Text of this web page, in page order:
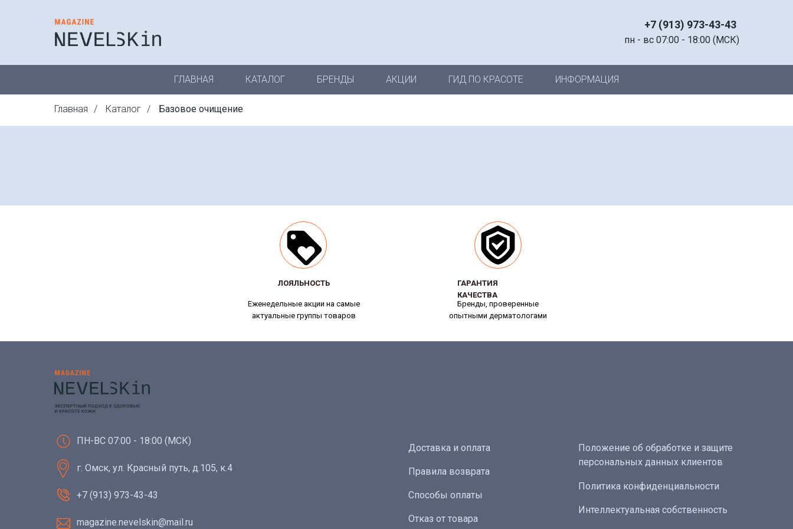
+7 (913) 973-43-43
пн - вс 07:00 - 18:00 (МСК)
ГЛАВНАЯ КАТАЛОГ БРЕНДЫ АКЦИИ ГИД ПО КРАСОТЕ ИНФОРМАЦИЯ
Главная / Каталог / Базовое очищение
Еженедельные акции на самые
актуальные группы товаров
ЛОЯЛЬНОСТЬ
ЛОЯЛЬНОСТЬ
Бренды, проверенные
опытными дерматологами
ГАРАНТИЯ
КАЧЕСТВА
ГАРАНТИЯ
КАЧЕСТВА
г. Омск, ул. Красный путь, д.105, к.4
+7 (913) 973-43-43
magazine.nevelskin@mail.ru
Политика конфиденциальности
Отказ от товара
Способы оплаты
Положение об обработке и защите
персональных данных клиентов
Интеллектуальная собственность
Доставка и оплата
Правила возврата
ПН-ВС 07:00 - 18:00 (МСК)